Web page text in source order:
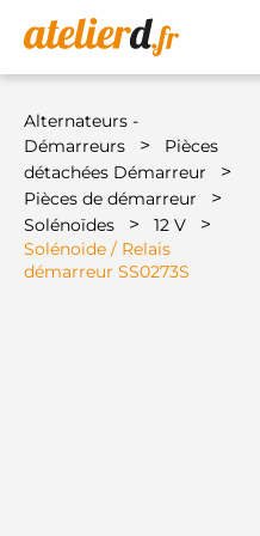
Alternateurs -
Démarreurs
>
Pièces
détachées Démarreur
>
Pièces de démarreur >
Solénoïdes > 12 V >
Solénoide / Relais
démarreur SS0273S